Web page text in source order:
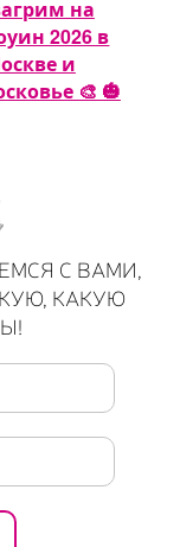
на
2026 в
и
🎨 🎃
С ВАМИ,
КАКУЮ